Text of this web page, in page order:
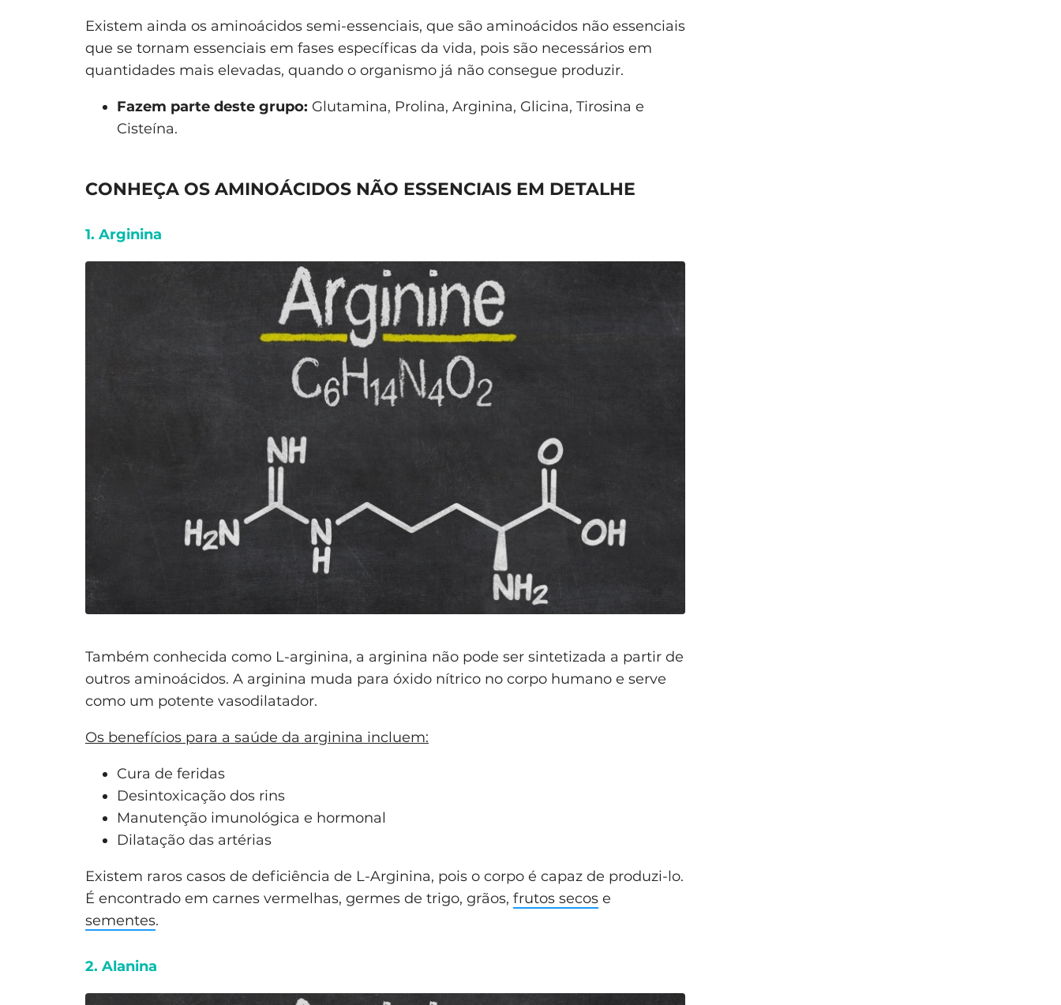
Existem ainda os aminoácidos semi-essenciais, que são aminoácidos não essenciais
que se tornam essenciais em fases específicas da vida, pois são necessários em
quantidades mais elevadas, quando o organismo já não consegue produzir.
Fazem parte deste grupo: Glutamina, Prolina, Arginina, Glicina, Tirosina e
Cisteína.
CONHEÇA OS AMINOÁCIDOS NÃO ESSENCIAIS EM DETALHE
1. Arginina
Também conhecida como L-arginina, a arginina não pode ser sintetizada a partir de
outros aminoácidos. A arginina muda para óxido nítrico no corpo humano e serve
como um potente vasodilatador.
Os benefícios para a saúde da arginina incluem:
Cura de feridas
Desintoxicação dos rins
Manutenção imunológica e hormonal
Dilatação das artérias
Existem raros casos de deficiência de L-Arginina, pois o corpo é capaz de produzi-lo.
É encontrado em carnes vermelhas, germes de trigo, grãos, frutos secos e
sementes.
2. Alanina